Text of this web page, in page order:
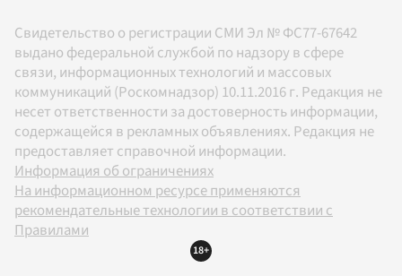
Свидетельство о регистрации СМИ Эл № ФС77-67642
выдано федеральной службой по надзору в сфере
связи, информационных технологий и массовых
коммуникаций (Роскомнадзор) 10.11.2016 г. Редакция не
несет ответственности за достоверность информации,
содержащейся в рекламных объявлениях. Редакция не
предоставляет справочной информации.
Информация об ограничениях
На информационном ресурсе применяются
рекомендательные технологии в соответствии с
Правилами
18+